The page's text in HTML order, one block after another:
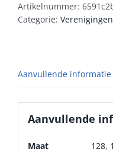
Artikelnummer:
Categorie: Verenigingen
Aanvullende informatie
Aanvullende
Maat 128,